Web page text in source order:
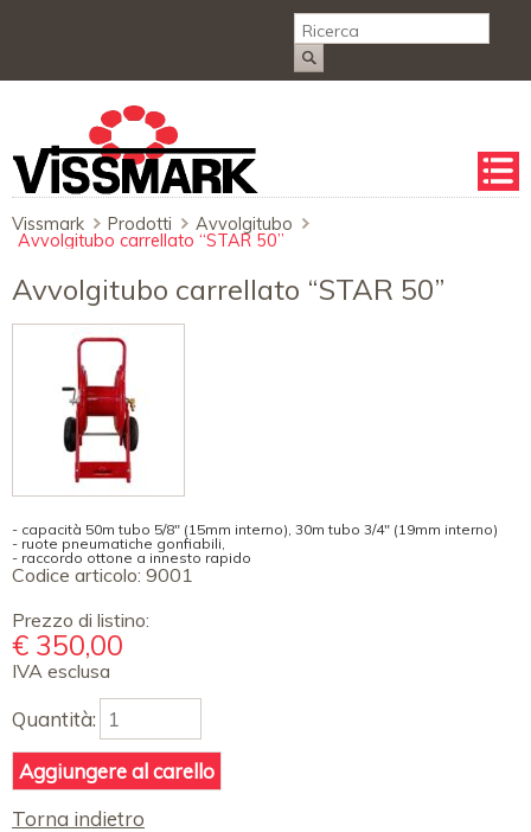
Salta
la
Vissmark Prodotti Avvolgitubo
Avvolgitubo carrellato “STAR 50”
Avvolgitubo carrellato “STAR 50”
- capacità 50m tubo 5/8" (15mm interno), 30m tubo 3/4" (19mm interno)
- ruote pneumatiche gonfiabili,
- raccordo ottone a innesto rapido
Codice articolo: 9001
Prezzo di listino:
€ 350,00
IVA esclusa
Quantità:
Torna indietro